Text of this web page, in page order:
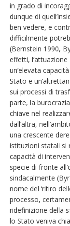
in grado di
dunque di
ben vedere, e
difficilmente
(Bernstein 1990,
effetti,
un’elevata
Stato e
sui processi di
parte, la
chiave nel
dall’altra,
una crescente
istituzioni statali si
capacità di
specie di fronte
sindacalmente
nome del ‘ritiro
processo,
ridefinizione della
lo Stato veniva